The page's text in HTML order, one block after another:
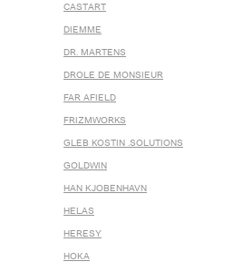
CASTART
DIEMME
DR. MARTENS
DROLE DE MONSIEUR
FAR AFIELD
FRIZMWORKS
GLEB KOSTIN .SOLUTIONS
GOLDWIN
HAN KJOBENHAVN
HELAS
HERESY
HOKA